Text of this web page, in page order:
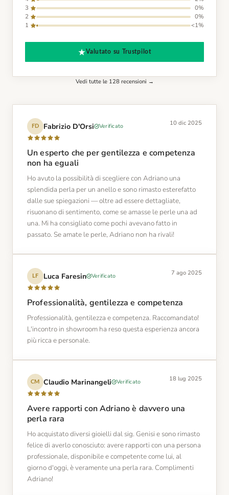
3
0%
2
0%
1
<1%
Valutato su Trustpilot
Vedi tutte le 128 recensioni →
FD Fabrizio D'Orsi Verificato 10 dic 2025
Un esperto che per gentilezza e competenza
non ha eguali
Ho avuto la possibilità di scegliere con Adriano una
splendida perla per un anello e sono rimasto esterefatto
dalle sue spiegazioni — oltre ad essere dettagliate,
risuonano di sentimento, come se amasse le perle una ad
una. Mi ha consigliato come pochi avevano fatto in
passato. Se amate le perle, Adriano non ha rivali!
LF Luca Faresin Verificato 7 ago 2025
Professionalità, gentilezza e competenza
Professionalità, gentilezza e competenza. Raccomandato!
L'incontro in showroom ha reso questa esperienza ancora
più ricca e personale.
CM Claudio Marinangeli Verificato 18 lug 2025
Avere rapporti con Adriano è davvero una
perla rara
Ho acquistato diversi gioielli dal sig. Genisi e sono rimasto
felice di averlo conosciuto: avere rapporti con una persona
professionale, disponibile e competente come lui, al
giorno d'oggi, è veramente una perla rara. Complimenti
Adriano!